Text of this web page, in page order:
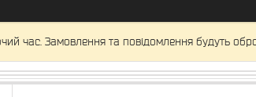
час. Замовлення та повідомлення будуть